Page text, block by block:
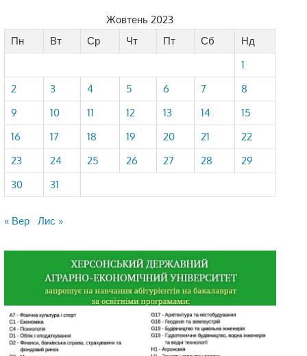
Жовтень 2023
Пн
Вт Ср Чт Пт Сб
Нд
1
2
3 4 5 6 7
8
9
10 11 12 13 14
15
16
17 18 19 20 21
22
23
24 25 26 27 28
29
30
31
« Вер Лис »